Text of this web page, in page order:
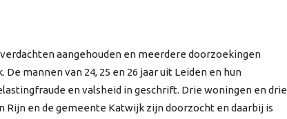
aangehouden en meerdere doorzoekingen
mannen van 24, 25 en 26 jaar uit Leiden en hun
en valsheid in geschrift. Drie woningen en drie
Rijn en de gemeente Katwijk zijn doorzocht en daarbij is